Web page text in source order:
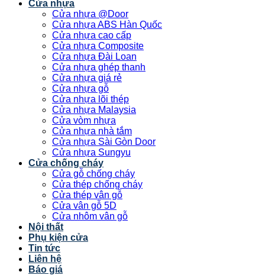
Cửa nhựa
Cửa nhựa @Door
Cửa nhựa ABS Hàn Quốc
Cửa nhựa cao cấp
Cửa nhựa Composite
Cửa nhựa Đài Loan
Cửa nhựa ghép thanh
Cửa nhựa giá rẻ
Cửa nhựa gỗ
Cửa nhựa lõi thép
Cửa nhựa Malaysia
Cửa vòm nhựa
Cửa nhựa nhà tắm
Cửa nhựa Sài Gòn Door
Cửa nhựa Sungyu
Cửa chống cháy
Cửa gỗ chống cháy
Cửa thép chống cháy
Cửa thép vân gỗ
Cửa vân gỗ 5D
Cửa nhôm vân gỗ
Nội thất
Phụ kiện cửa
Tin tức
Liên hệ
Báo giá